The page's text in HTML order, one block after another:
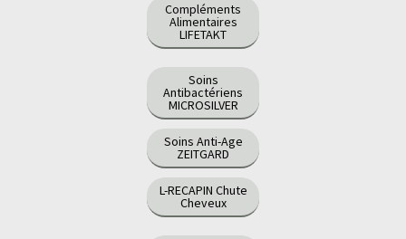
Compléments
Alimentaires
LIFETAKT
Soins
Antibactériens
MICROSILVER
Soins Anti-Age
ZEITGARD
L-RECAPIN Chute
Cheveux